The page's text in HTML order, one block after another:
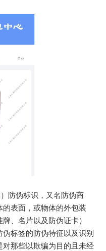
防伪标识，又名防伪商
表面，或物体的外包装
、名片以及防伪证卡）
标签的防伪特征以及识别
那些以欺骗为目的且未经